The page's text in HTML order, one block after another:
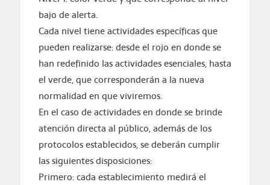
bajo de alerta.
Cada nivel tiene actividades específicas que
pueden realizarse: desde el rojo en donde se
han redefinido las actividades esenciales, hasta
el verde, que corresponderán a la nueva
normalidad en que viviremos.
En el caso de actividades en donde se brinde
atención directa al público, además de los
protocolos establecidos, se deberán cumplir
las siguientes disposiciones:
Primero: cada establecimiento medirá el